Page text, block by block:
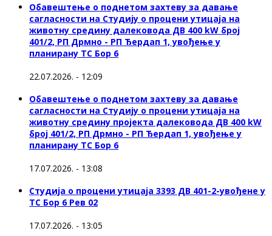
Обавештење о поднетом захтеву за давање
сагласности на Студију о процени утицаја на
животну средину далековода ДВ 400 kW број
401/2, РП Дрмно - РП Ђердап 1, увођење у
планирану ТС Бор 6
22.07.2026. - 12:09
Обавештење о поднетом захтеву за давање
сагласности на Студију о процени утицаја на
животну средину пројекта далековода ДВ 400 kW
број 401/2, РП Дрмно - РП Ђердап 1, увођење у
планирану ТС Бор 6
17.07.2026. - 13:08
Студија о процени утицаја 3393 ДВ 401-2-увођене у
ТС Бор 6 Рев 02
17.07.2026. - 13:05